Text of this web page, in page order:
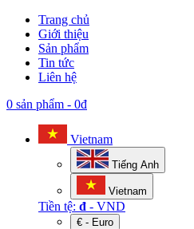
Trang chủ
Giới thiệu
Sản phẩm
Tin tức
Liên hệ
0 sản phẩm - 0đ
Vietnam
Tiếng Anh
Vietnam
Tiền tệ: đ - VND
€ - Euro